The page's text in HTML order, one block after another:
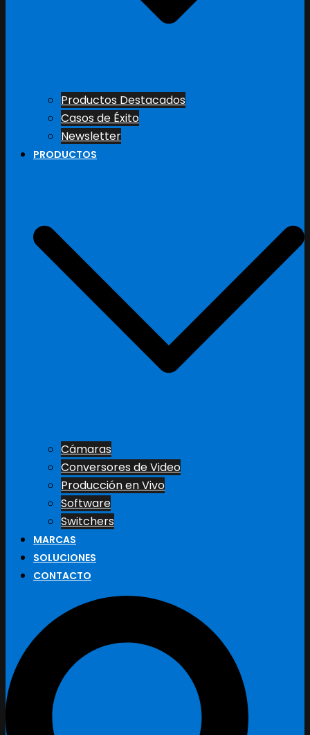
Productos Destacados
Casos de Éxito
Newsletter
PRODUCTOS
Cámaras
Conversores de Video
Producción en Vivo
Software
Switchers
MARCAS
SOLUCIONES
CONTACTO